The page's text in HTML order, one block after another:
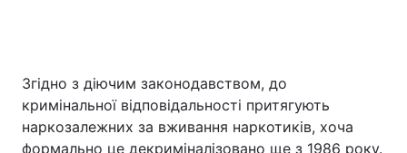
Згідно з діючим законодавством, до
кримінальної відповідальності притягують
наркозалежних за вживання наркотиків, хоча
формально це декриміналізовано ще з 1986 року.